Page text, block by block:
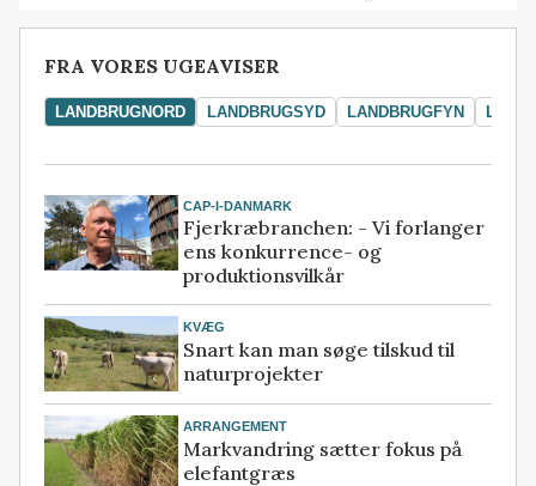
FRA VORES UGEAVISER
LANDBRUGNORD LANDBRUGSYD LANDBRUGFYN
CAP-I-DANMARK
Fjerkræbranchen: - Vi forlanger
ens konkurrence- og
produktionsvilkår
KVÆG
Snart kan man søge tilskud til
naturprojekter
ARRANGEMENT
Markvandring sætter fokus på
elefantgræs